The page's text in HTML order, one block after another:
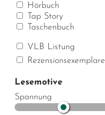
Hörbuch
Tap Story
Taschenbuch
VLB Listung
Rezensionsexemplare
Lesemotive
Spannung